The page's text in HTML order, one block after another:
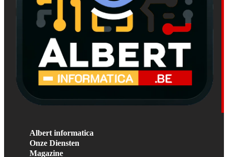
Albert informatica
Onze Diensten
Magazine